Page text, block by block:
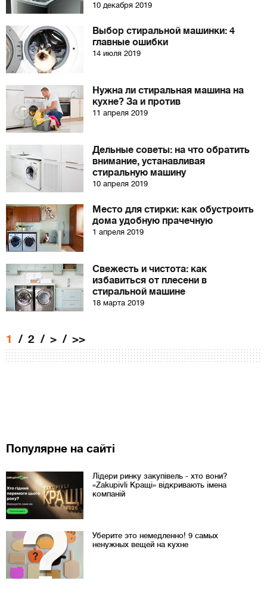
10 декабря 2019
Выбор стиральной машинки: 4
главные ошибки
14 июля 2019
Нужна ли стиральная машина на
кухне? За и против
11 апреля 2019
Дельные советы: на что обратить
внимание, устанавливая
стиральную машину
10 апреля 2019
Место для стирки: как обустроить
дома удобную прачечную
1 апреля 2019
Свежесть и чистота: как
избавиться от плесени в
стиральной машине
18 марта 2019
1 2 > >>
Популярне на сайті
Лідери ринку закупівель - хто вони?
«Zakupivli Кращі» відкривають імена
компаній
Уберите это немедленно! 9 самых
ненужных вещей на кухне